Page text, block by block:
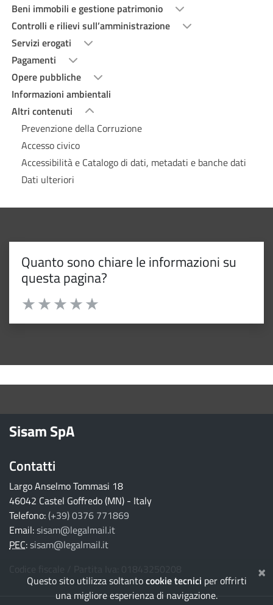
Questo sito utilizza soltantocookie tecnici per offrirti
una migliore esperienza di navigazione.
×
Beni immobili e gestione patrimonio
Controlli e rilievi sull’amministrazione
Servizi erogati
Pagamenti
Opere pubbliche
Informazioni ambientali
Altri contenuti
Prevenzione della Corruzione
Accesso civico
Accessibilità e Catalogo di dati, metadati e banche dati
Dati ulteriori
Quanto sono chiare le informazioni su
questa pagina?
Valuta da 1 a 5 stelle la pagina
Sisam SpA
Contatti
Largo Anselmo Tommasi 18
46042 Castel Goffredo (MN) - Italy
Telefono:(+39) 0376 771869
Email:sisam@legalmail.it
PEC:sisam@legalmail.it